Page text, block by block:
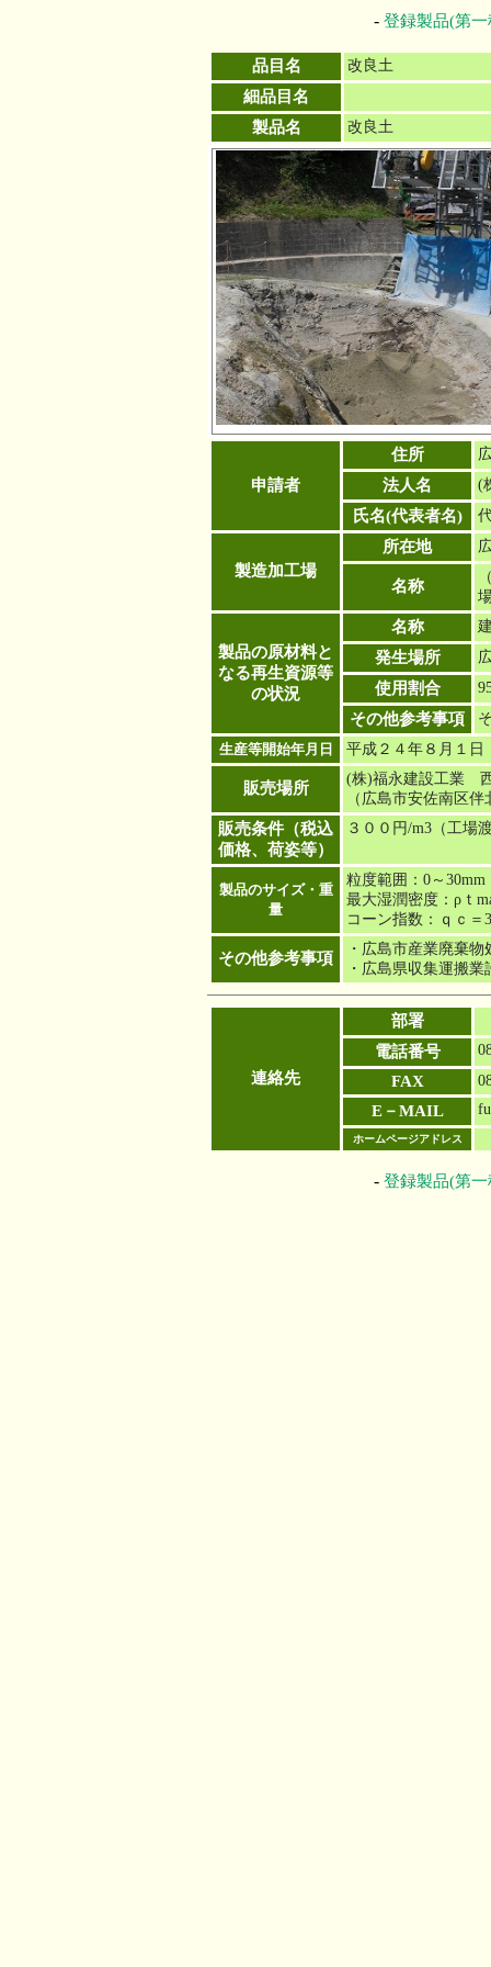
- 登録製品(第
品目名 改良土
細品目名
製品名
改良土
申請者
住所
法人名 (
氏名(代表者名)
製造加工場
所在地
名称
製品の原材料と
なる再生資源等
の状況
名称
発生場所
使用割合
その他参考事項
生産等開始年月日
平成２４年８月１日
販売場所
(株)福永建設工業
（広島市安佐南区
販売条件（税込
価格、荷姿等）
３００円/m3（工場
製品のサイズ・重
量
粒度範囲：0～30mm
最大湿潤密度：ρｔ
コーン指数：ｑｃ
その他参考事項
・広島市産業廃棄
・広島県収集運搬業
連絡先
部署
電話番号
FAX
E－MAIL
ホームページアドレス
- 登録製品(第